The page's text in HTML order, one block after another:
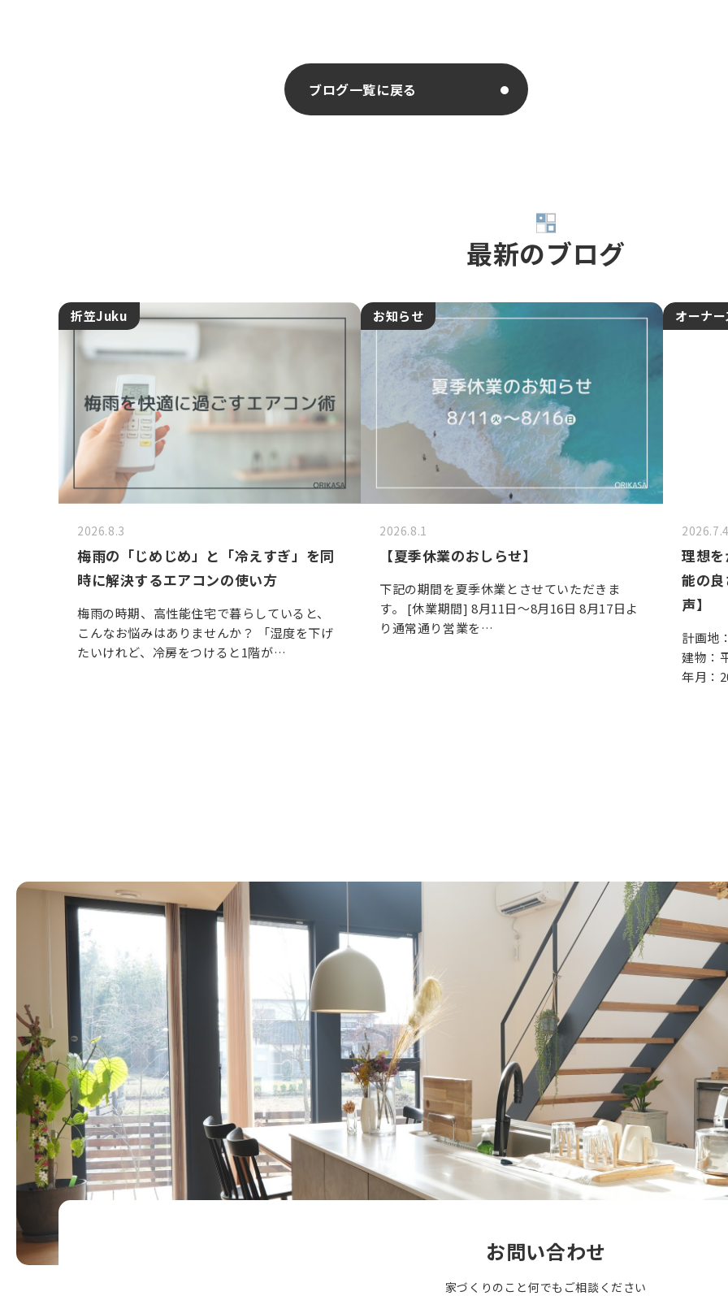
ブログ一覧に戻る
最新のブログ
折笠Juku
2026.8.3
梅雨の「じめじめ」と「冷えすぎ」を同
時に解決するエアコンの使い方
梅雨の時期、高性能住宅で暮らしていると、
こんなお悩みはありませんか？ 「湿度を下げ
たいけれど、冷房をつけると1階が…
お知らせ
2026.8.1
【夏季休業のおしらせ】
下記の期間を夏季休業とさせていただきま
す。 [休業期間] 8月11日～8月16日 8月17日よ
り通常通り営業を…
オーナ
2026.7.4
理想
能の
声】
計画地
建物：
年月：
お問い合わせ
家づくりのこと何でもご相談ください